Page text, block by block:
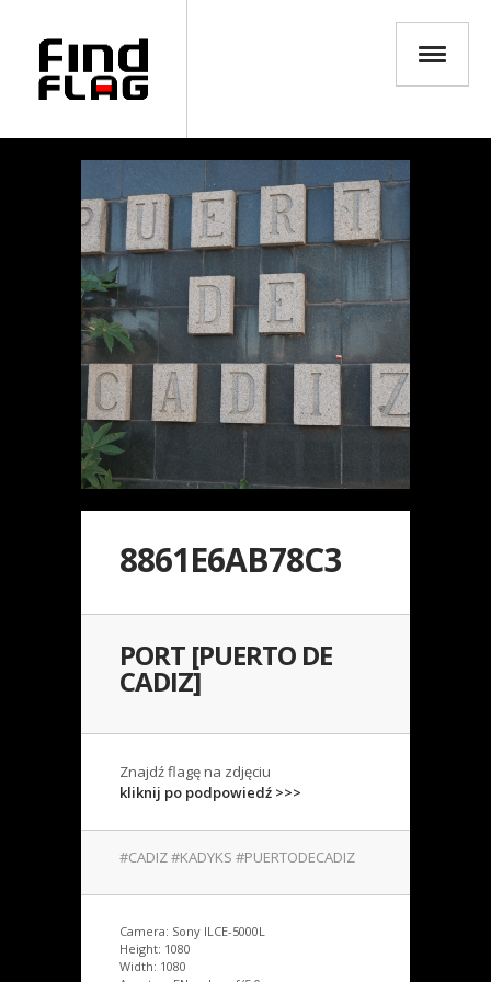
8861E6AB78C3
PORT [PUERTO DE
CADIZ]
Znajdź flagę na zdjęciu
kliknij po podpowiedź >>>
#CADIZ #KADYKS #PUERTODECADIZ
Camera: Sony ILCE-5000L
Height: 1080
Width: 1080